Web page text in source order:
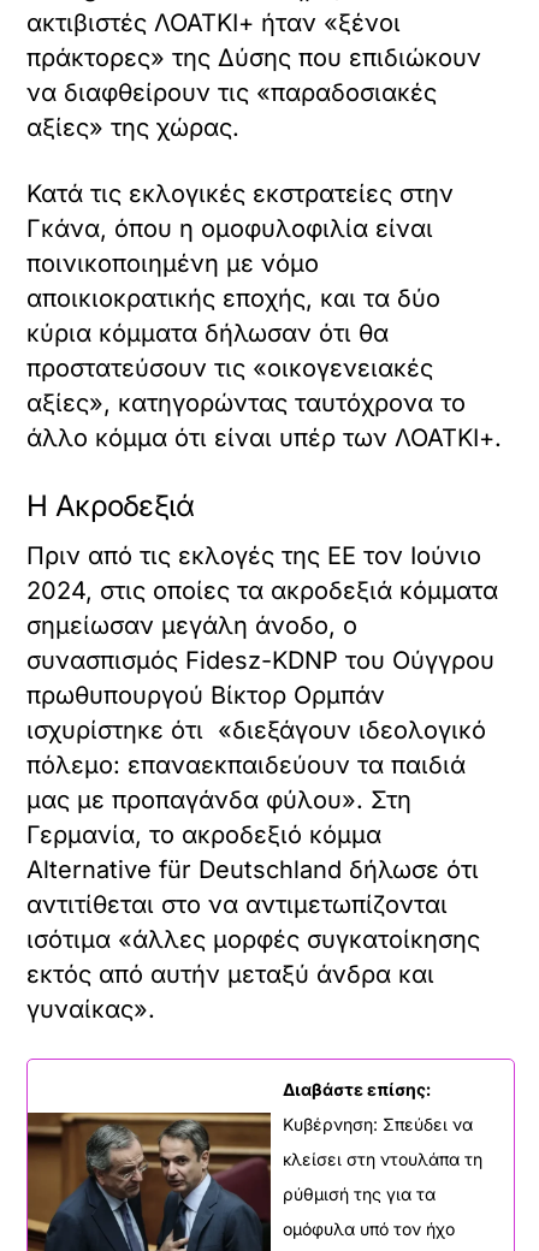
ακτιβιστές ΛΟΑΤΚΙ+ ήταν «ξένοι
πράκτορες» της Δύσης που επιδιώκουν
να διαφθείρουν τις «παραδοσιακές
αξίες» της χώρας.
Κατά τις εκλογικές εκστρατείες στην
Γκάνα, όπου η ομοφυλοφιλία είναι
ποινικοποιημένη με νόμο
αποικιοκρατικής εποχής, και τα δύο
κύρια κόμματα δήλωσαν ότι θα
προστατεύσουν τις «οικογενειακές
αξίες», κατηγορώντας ταυτόχρονα το
άλλο κόμμα ότι είναι υπέρ των ΛΟΑΤΚΙ+.
Η Ακροδεξιά
Πριν από τις εκλογές της ΕΕ τον Ιούνιο
2024, στις οποίες τα ακροδεξιά κόμματα
σημείωσαν μεγάλη άνοδο, ο
συνασπισμός Fidesz-KDNP του Ούγγρου
πρωθυπουργού Βίκτορ Ορμπάν
ισχυρίστηκε ότι «διεξάγουν ιδεολογικό
πόλεμο: επαναεκπαιδεύουν τα παιδιά
μας με προπαγάνδα φύλου». Στη
Γερμανία, το ακροδεξιό κόμμα
Alternative für Deutschland δήλωσε ότι
αντιτίθεται στο να αντιμετωπίζονται
ισότιμα «άλλες μορφές συγκατοίκησης
εκτός από αυτήν μεταξύ άνδρα και
γυναίκας».
Διαβάστε επίσης:
Κυβέρνηση: Σπεύδει να
κλείσει στη ντουλάπα τη
ρύθμισή της για τα
ομόφυλα υπό τον ήχο